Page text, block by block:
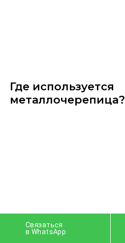
Где используется
металлочерепица?
Связаться
в WhatsApp